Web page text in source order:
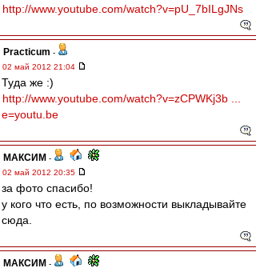
http://www.youtube.com/watch?v=pU_7bILgJNs
Practicum -
02 май 2012 21:04
Туда же :)
http://www.youtube.com/watch?v=zCPWKj3b ...
e=youtu.be
МАКСИМ -
02 май 2012 20:35
за фото спасибо!
у кого что есть, по возможности выкладывайте
сюда.
МАКСИМ -